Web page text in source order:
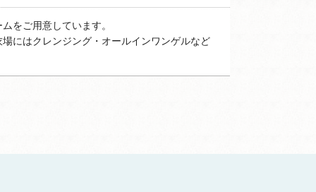
をご用意しています。
にはクレンジング・オールインワンゲルなど